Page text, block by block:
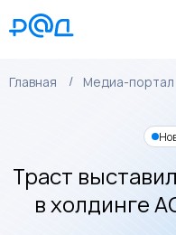
Главная Медиа-портал
Траст
в холдинге